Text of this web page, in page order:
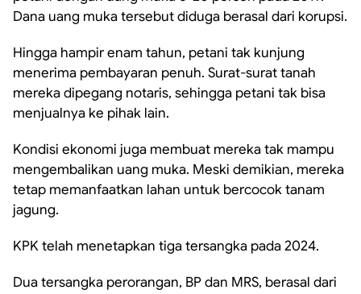
Dana uang muka tersebut diduga berasal dari korupsi.
Hingga hampir enam tahun, petani tak kunjung
menerima pembayaran penuh. Surat-surat tanah
mereka dipegang notaris, sehingga petani tak bisa
menjualnya ke pihak lain.
Kondisi ekonomi juga membuat mereka tak mampu
mengembalikan uang muka. Meski demikian, mereka
tetap memanfaatkan lahan untuk bercocok tanam
jagung.
KPK telah menetapkan tiga tersangka pada 2024.
Dua tersangka perorangan, BP dan MRS, berasal dari